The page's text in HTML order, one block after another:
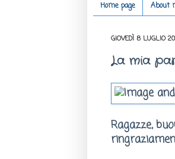
Home page About
GIOVEDÌ 8 LUGLIO
La mia
Ragazze,